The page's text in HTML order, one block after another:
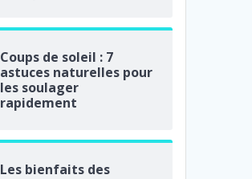
Coups de soleil : 7
astuces naturelles pour
les soulager
rapidement
Les bienfaits des